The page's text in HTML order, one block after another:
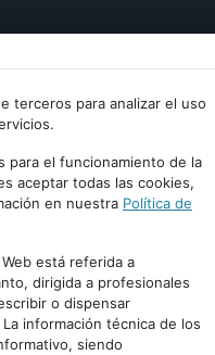
terceros para analizar el uso
para el funcionamiento de la
aceptar todas las cookies,
en nuestra Política de
está referida a
dirigida a profesionales
o dispensar
información técnica de los
siendo